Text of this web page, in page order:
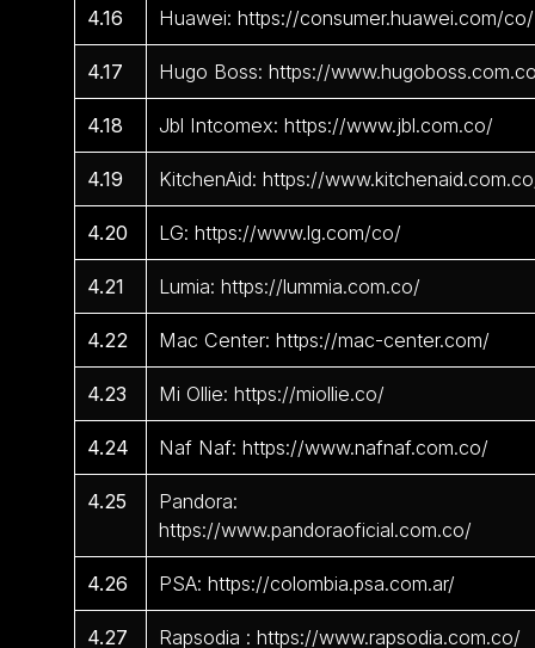
4.16 Huawei: https://consumer.huawei.com/co/
4.17 Hugo Boss: https://
4.18 Jbl Intcomex: https://www.jbl.com.co/
4.19 KitchenAid: https://
4.20 LG: https://www.lg.com/co/
4.21 Lumia: https://lummia.com.co/
4.22 Mac Center: https://mac-center.com/
4.23 Mi Ollie: https://miollie.co/
4.24 Naf Naf: https://www.nafnaf.com.co/
4.25
Pandora:
https://www.pandoraoficial.com.co/
4.26 PSA: https://colombia.psa.com.ar/
4.27 Rapsodia : https://www.rapsodia.com.co/